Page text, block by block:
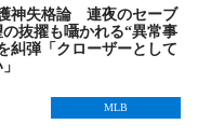
神失格論 連夜のセーブ
抜擢も囁かれる“異常事
弾「クローザーとして
MLB